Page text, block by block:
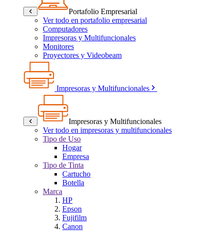
Portafolio Empresarial
Ver todo en portafolio empresarial
Computadores
Impresoras y Multifuncionales
Monitores
Proyectores y Videobeam
Impresoras y Multifuncionales
Impresoras y Multifuncionales
Ver todo en impresoras y multifuncionales
Tipo de Uso
Hogar
Empresa
Tipo de Tinta
Cartucho
Botella
Marca
HP
Epson
Fujifilm
Canon